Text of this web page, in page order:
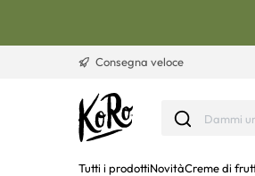
Consegna veloce
Tutti i prodottiNovitàCreme di